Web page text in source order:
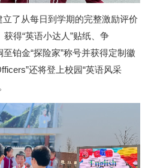
了从每日到学期的完整激励评价
得“英语小达人”贴纸、争
至铂金“探险家”称号并获得定制徽
还将登上校园“英语风采